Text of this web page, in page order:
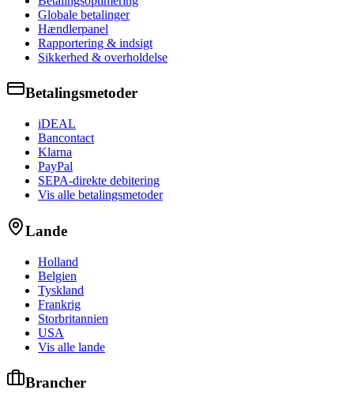
Globale betalinger
Hændlerpanel
Rapportering & indsigt
Sikkerhed & overholdelse
Betalingsmetoder
iDEAL
Bancontact
Klarna
PayPal
SEPA-direkte debitering
Vis alle betalingsmetoder
Lande
Holland
Belgien
Tyskland
Frankrig
Storbritannien
USA
Vis alle lande
Brancher